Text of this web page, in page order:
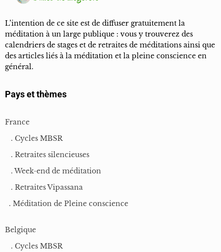
L’intention de ce site est de diffuser gratuitement la
méditation à un large publique : vous y trouverez des
calendriers de stages et de retraites de méditations ainsi que
des articles liés à la méditation et la pleine conscience en
général.
Pays et thèmes
France
. Cycles MBSR
. Retraites silencieuses
. Week-end de méditation
. Retraites Vipassana
. Méditation de Pleine conscience
Belgique
. Cycles MBSR